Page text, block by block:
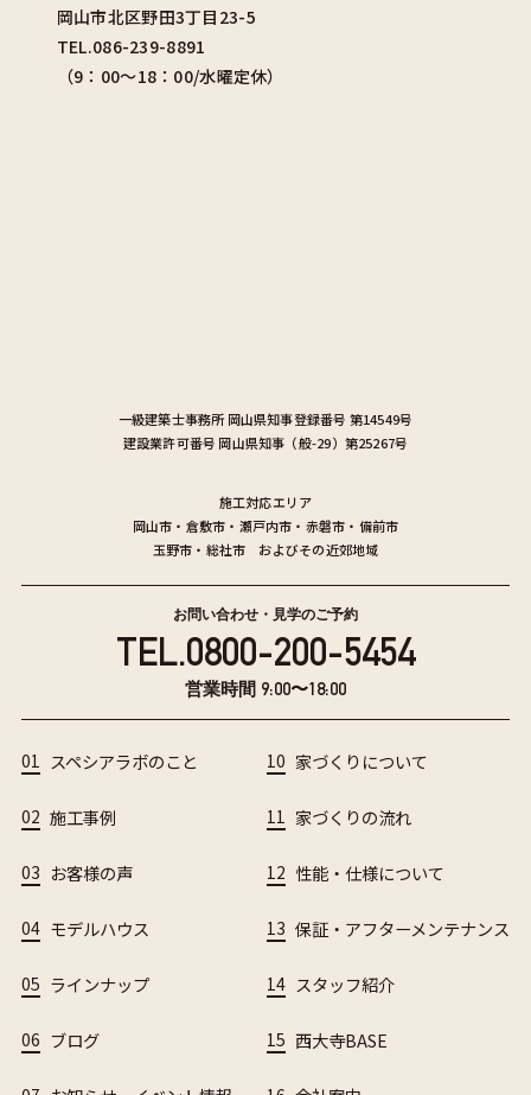
一級建築士事務所 岡山県知事登録番号 第14549号
建設業許可番号 岡山県知事（般-29）第25267号
施工対応エリア
岡山市 ・ 倉敷市 ・ 瀬戸内市 ・ 赤磐市 ・ 備前市
玉野市 ・ 総社市 およびその近郊地域
岡山市北区野田3丁目23-5
TEL.086-239-8891
（9：00〜18：00/水曜定休）
お問い合わせ・見学のご予約
TEL.0800-200-5454
営業時間 9:00〜18:00
01 スペシアラボのこと
02 施工事例
03 お客様の声
04 モデルハウス
05 ラインナップ
06 ブログ
10 家づくりについて
11 家づくりの流れ
12 性能・仕様について
13 保証・アフターメンテナンス
14 スタッフ紹介
15 西大寺BASE